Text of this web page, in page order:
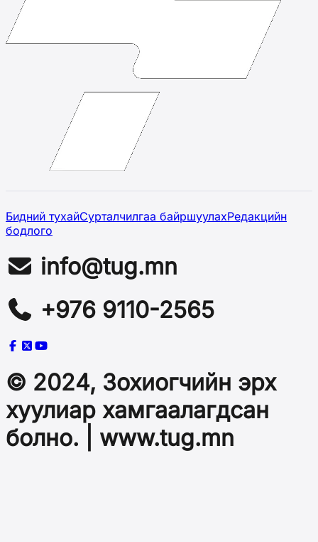
Бидний тухайСурталчилгаа байршуулахРедакцийн
бодлого
info@tug.mn
+976 9110-2565
© 2024, Зохиогчийн эрх
хуулиар хамгаалагдсан
болно. | www.tug.mn